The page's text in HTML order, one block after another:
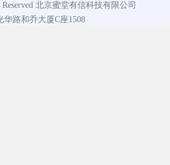
北京蜜堂有信科技有限公司
路和乔大厦C座1508